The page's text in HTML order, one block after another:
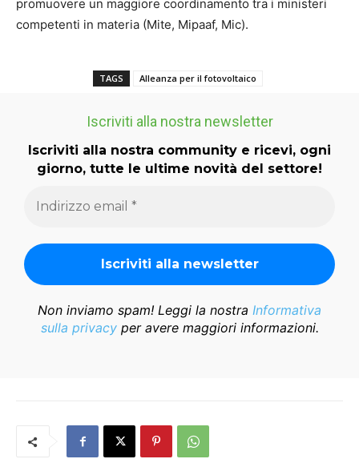
promuovere un maggiore coordinamento tra i ministeri
competenti in materia (Mite, Mipaaf, Mic).
TAGS Alleanza per il fotovoltaico
Iscriviti alla nostra newsletter
Iscriviti alla nostra community e ricevi, ogni
giorno, tutte le ultime novità del settore!
Non inviamo spam! Leggi la nostra Informativa
sulla privacyper avere maggiori informazioni.